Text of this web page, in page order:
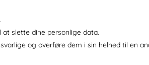
slette dine personlige data.
og overføre dem i sin helhed til en